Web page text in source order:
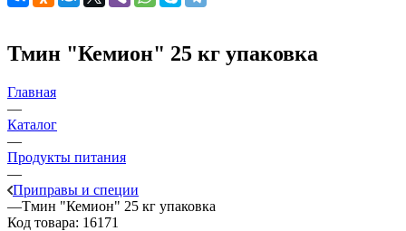
Тмин "Кемион" 25 кг упаковка
Главная
—
Каталог
—
Продукты питания
—
Приправы и специи
—Тмин "Кемион" 25 кг упаковка
Код товара: 16171